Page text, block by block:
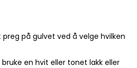
på gulvet ved å velge hvilken
en hvit eller tonet lakk eller